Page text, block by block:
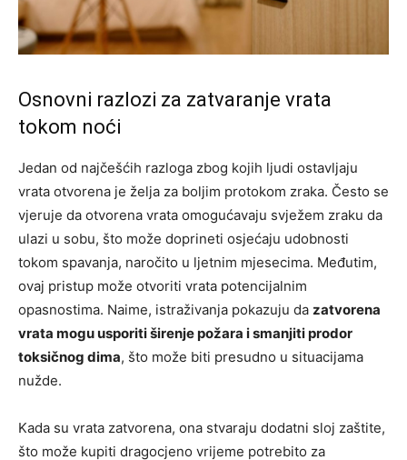
Osnovni razlozi za zatvaranje vrata
tokom noći
Jedan od najčešćih razloga zbog kojih ljudi ostavljaju
vrata otvorena je želja za boljim protokom zraka. Često se
vjeruje da otvorena vrata omogućavaju svježem zraku da
ulazi u sobu, što može doprineti osjećaju udobnosti
tokom spavanja, naročito u ljetnim mjesecima. Međutim,
ovaj pristup može otvoriti vrata potencijalnim
opasnostima. Naime, istraživanja pokazuju da zatvorena
vrata mogu usporiti širenje požara i smanjiti prodor
toksičnog dima, što može biti presudno u situacijama
nužde.
Kada su vrata zatvorena, ona stvaraju dodatni sloj zaštite,
što može kupiti dragocjeno vrijeme potrebito za